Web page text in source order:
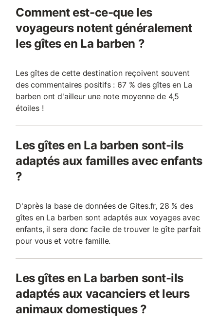
Comment est-ce-que les
voyageurs notent généralement
les gîtes en La barben ?
Les gîtes de cette destination reçoivent souvent
des commentaires positifs : 67 % des gîtes en La
barben ont d'ailleur une note moyenne de 4,5
étoiles !
Les gîtes en La barben sont-ils
adaptés aux familles avec enfants
?
D'après la base de données de Gites.fr, 28 % des
gîtes en La barben sont adaptés aux voyages avec
enfants, il sera donc facile de trouver le gîte parfait
pour vous et votre famille.
Les gîtes en La barben sont-ils
adaptés aux vacanciers et leurs
animaux domestiques ?